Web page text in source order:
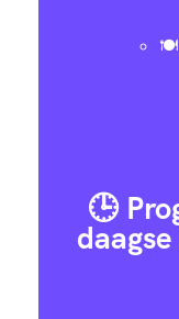
🍽️
🕒